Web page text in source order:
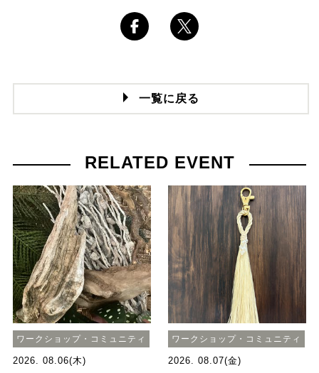
一覧に戻る
RELATED EVENT
ワークショップ・コミュニティ
2026. 08.06(木)
ワークショップ・コミュニティ
2026. 08.07(金)